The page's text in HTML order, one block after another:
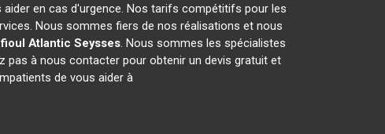
en cas d'urgence. Nos tarifs compétitifs pour les
Nous sommes fiers de nos réalisations et nous
Atlantic Seysses. Nous sommes les spécialistes
à nous contacter pour obtenir un devis gratuit et
de vous aider à